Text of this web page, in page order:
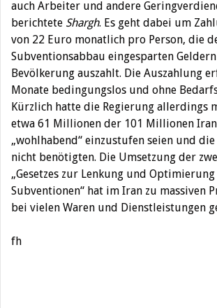
auch Arbeiter und andere
berichtete Shargh. Es geht dabei um
von 22 Euro monatlich pro Person, die
Subventionsabbau eingesparten
Bevölkerung auszahlt. Die Auszahlung
Monate bedingungslos und ohne
Kürzlich hatte die Regierung allerdings
etwa 61 Millionen der 101 Millionen
„wohlhabend“ einzustufen seien und
nicht benötigten. Die Umsetzung der
„Gesetzes zur Lenkung und
Subventionen“ hat im Iran zu massiven
bei vielen Waren und Dienstleistungen
fh